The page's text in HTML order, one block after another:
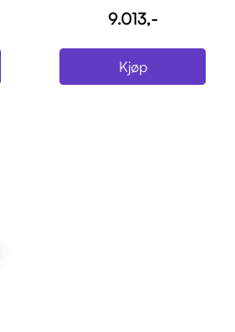
9.013,-
Kjøp